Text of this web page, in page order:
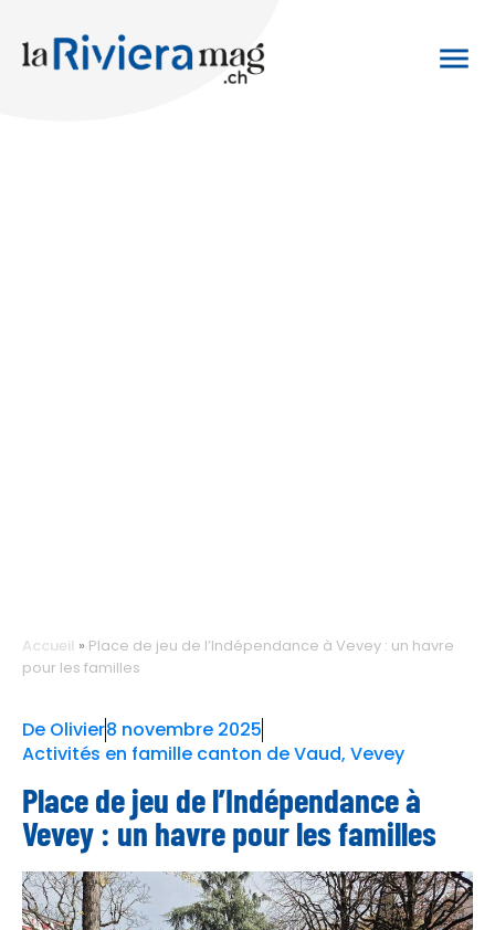
Accueil » Place de jeu de l’Indépendance à Vevey : un havre
pour les familles
De Olivier8 novembre 2025
Activités en famille canton de Vaud, Vevey
Place de jeu de l’Indépendance à
Vevey : un havre pour les familles